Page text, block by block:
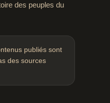
des peuples du
publiés sont
des sources